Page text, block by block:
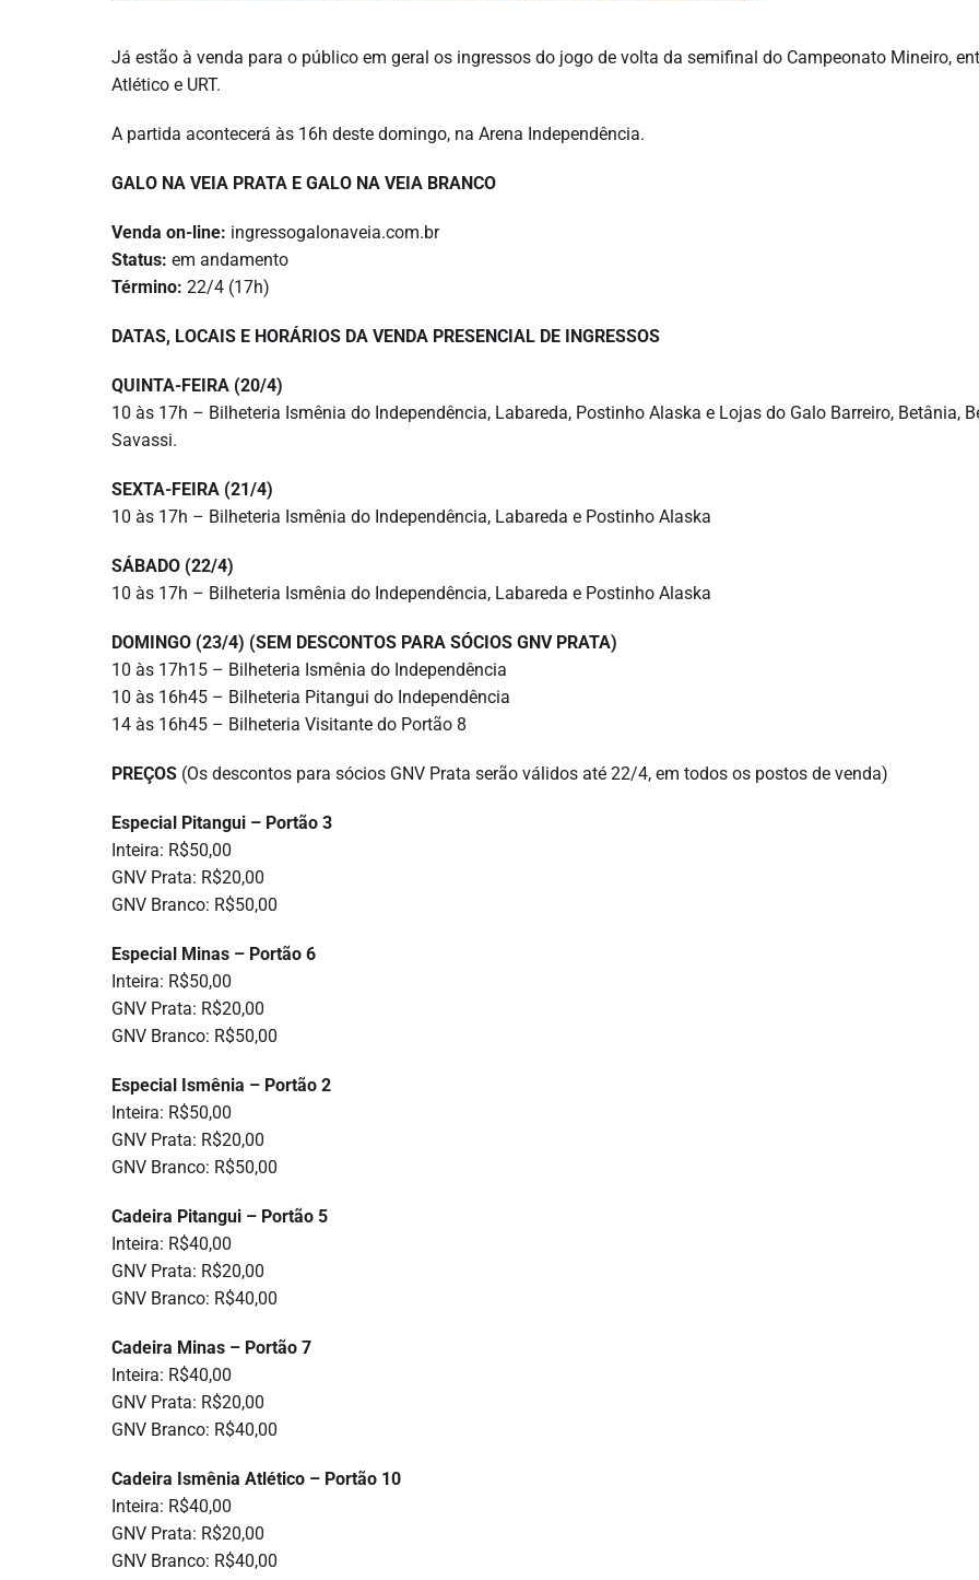
Já estão à venda para o público em geral os ingressos do jogo de volta da semifinal do Campeonato Mineiro,
Atlético e URT.
A partida acontecerá às 16h deste domingo, na Arena Independência.
GALO NA VEIA PRATA E GALO NA VEIA BRANCO
Venda on-line: ingressogalonaveia.com.br
Status: em andamento
Término: 22/4 (17h)
DATAS, LOCAIS E HORÁRIOS DA VENDA PRESENCIAL DE INGRESSOS
QUINTA-FEIRA (20/4)
10 às 17h – Bilheteria Ismênia do Independência, Labareda, Postinho Alaska e Lojas do Galo Barreiro, Betânia,
Savassi.
SEXTA-FEIRA (21/4)
10 às 17h – Bilheteria Ismênia do Independência, Labareda e Postinho Alaska
SÁBADO (22/4)
10 às 17h – Bilheteria Ismênia do Independência, Labareda e Postinho Alaska
DOMINGO (23/4) (SEM DESCONTOS PARA SÓCIOS GNV PRATA)
10 às 17h15 – Bilheteria Ismênia do Independência
10 às 16h45 – Bilheteria Pitangui do Independência
14 às 16h45 – Bilheteria Visitante do Portão 8
PREÇOS (Os descontos para sócios GNV Prata serão válidos até 22/4, em todos os postos de venda)
Especial Pitangui – Portão 3
Inteira: R$50,00
GNV Prata: R$20,00
GNV Branco: R$50,00
Especial Minas – Portão 6
Inteira: R$50,00
GNV Prata: R$20,00
GNV Branco: R$50,00
Especial Ismênia – Portão 2
Inteira: R$50,00
GNV Prata: R$20,00
GNV Branco: R$50,00
Cadeira Pitangui – Portão 5
Inteira: R$40,00
GNV Prata: R$20,00
GNV Branco: R$40,00
Cadeira Minas – Portão 7
Inteira: R$40,00
GNV Prata: R$20,00
GNV Branco: R$40,00
Cadeira Ismênia Atlético – Portão 10
Inteira: R$40,00
GNV Prata: R$20,00
GNV Branco: R$40,00